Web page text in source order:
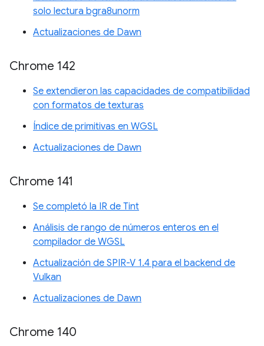
solo lectura bgra8unorm
Actualizaciones de Dawn
Chrome 142
Se extendieron las capacidades de compatibilidad
con formatos de texturas
Índice de primitivas en WGSL
Actualizaciones de Dawn
Chrome 141
Se completó la IR de Tint
Análisis de rango de números enteros en el
compilador de WGSL
Actualización de SPIR-V 1.4 para el backend de
Vulkan
Actualizaciones de Dawn
Chrome 140